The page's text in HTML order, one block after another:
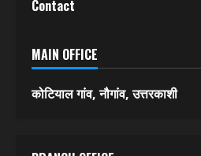
Contact
MAIN OFFICE
कोटियाल गांव, नौगांव, उत्तरकाशी